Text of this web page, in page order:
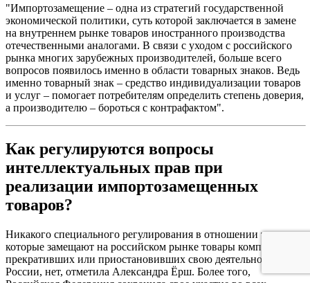
"Импортозамещение – одна из стратегий государственной
экономической политики, суть которой заключается в замене
на внутреннем рынке товаров иностранного производства
отечественными аналогами. В связи с уходом с российского
рынка многих зарубежных производителей, больше всего
вопросов появилось именно в области товарных знаков. Ведь
именно товарный знак – средство индивидуализации товаров
и услуг – помогает потребителям определить степень доверия,
а производителю – бороться с контрафактом".
Как регулируются вопросы
интеллектуальных прав при
реализации импортозамещенных
товаров?
Никакого специального регулирования в отношении товаров,
которые замещают на российском рынке товары компаний,
прекративших или приостановивших свою деятельность в
России, нет, отметила Александра Ёрш. Более того,